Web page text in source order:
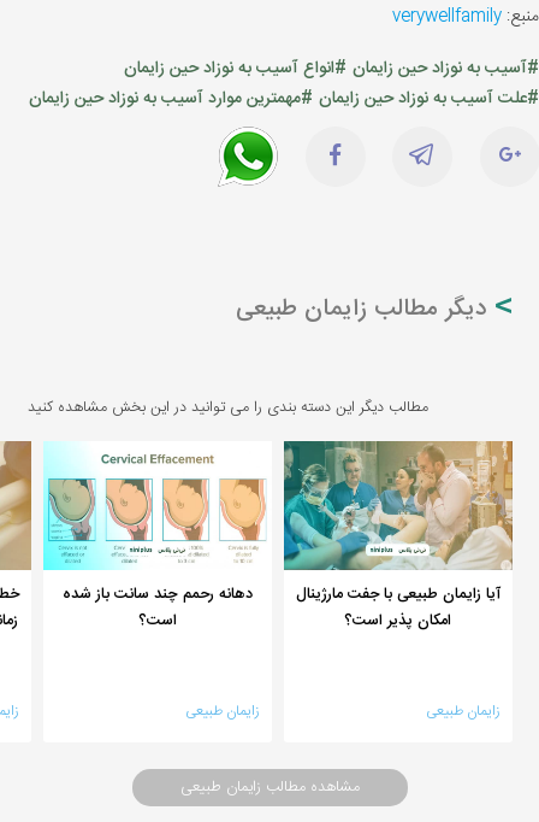
منبع: verywellfamily
#آسیب به نوزاد حین زایمان #انواع آسیب به نوزاد حین زایمان
#علت آسیب به نوزاد حین زایمان #مهمترین موارد آسیب به نوزاد حین زایمان
دیگر مطالب زایمان طبیعی
مطالب دیگر این دسته بندی را می توانید در این بخش مشاهده کنید
آیا زایمان طبیعی با جفت مارژینال
امکان پذیر است؟
زایمان طبیعی
دهانه رحمم چند سانت باز شده
است؟
زایمان طبیعی
مشاهده مطالب زایمان طبیعی